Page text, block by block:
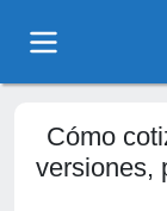
Cómo
versiones,